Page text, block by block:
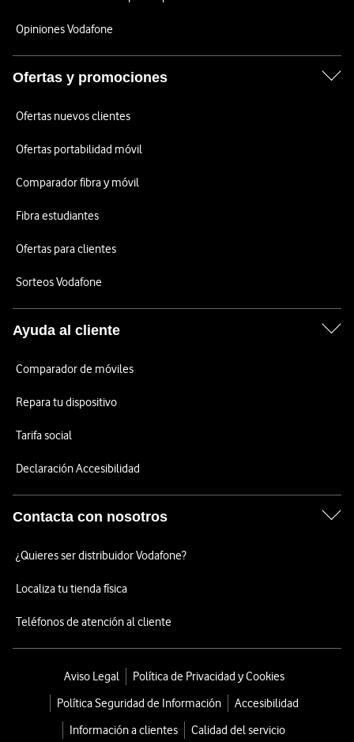
Opiniones Vodafone
Ofertas y promociones
Ofertas nuevos clientes
Ofertas portabilidad móvil
Comparador fibra y móvil
Fibra estudiantes
Ofertas para clientes
Sorteos Vodafone
Ayuda al cliente
Comparador de móviles
Repara tu dispositivo
Tarifa social
Declaración Accesibilidad
Contacta con nosotros
¿Quieres ser distribuidor Vodafone?
Localiza tu tienda física
Teléfonos de atención al cliente
Aviso Legal
Política de Privacidad y Cookies
Política Seguridad de Información
Accesibilidad
Información a clientes
Calidad del servicio